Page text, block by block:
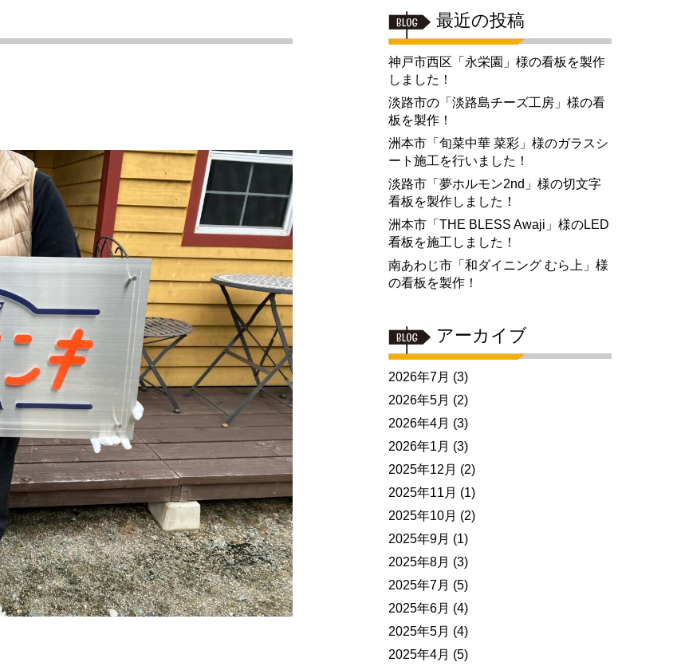
最近の投稿
神戸市西区「永栄園」様の看板を製作
しました！
淡路市の「淡路島チーズ工房」様の看
板を製作！
洲本市「旬菜中華 菜彩」様のガラスシ
ート施工を行いました！
淡路市「夢ホルモン2nd」様の切文字
看板を製作しました！
洲本市「THE BLESS Awaji」様のLED
看板を施工しました！
南あわじ市「和ダイニング むら上」様
の看板を製作！
アーカイブ
2026年7月 (3)
2026年5月 (2)
2026年4月 (3)
2026年1月 (3)
2025年12月 (2)
2025年11月 (1)
2025年10月 (2)
2025年9月 (1)
2025年8月 (3)
2025年7月 (5)
2025年6月 (4)
2025年5月 (4)
2025年4月 (5)